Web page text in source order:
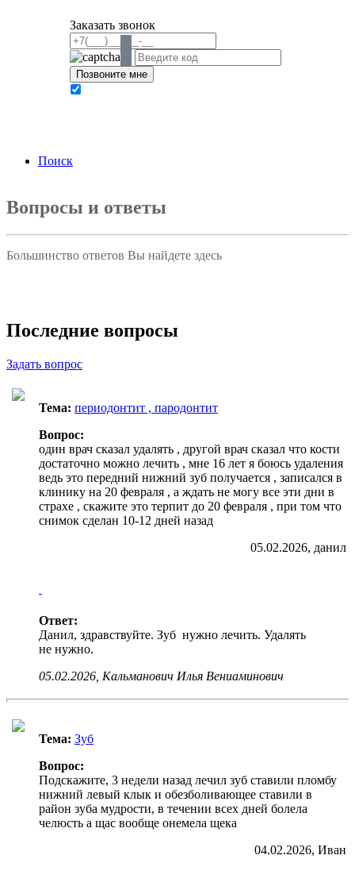
Заказать звонок
Поиск
Вопросы и ответы
Большинство ответов Вы найдете здесь
Последние вопросы
Задать вопрос
Тема: периодонтит , пародонтит
Вопрос:
один врач сказал удалять , другой врач сказал что кости
достаточно можно лечить , мне 16 лет я боюсь удаления
ведь это передний нижний зуб получается , записался в
клинику на 20 февраля , а ждать не могу все эти дни в
страхе , скажите это терпит до 20 февраля , при том что
снимок сделан 10-12 дней назад
05.02.2026, данил
Ответ:
Данил, здравствуйте. Зуб нужно лечить. Удалять
не нужно.
05.02.2026, Кальманович Илья Вениаминович
Тема: Зуб
Вопрос:
Подскажите, 3 недели назад лечил зуб ставили пломбу
нижний левый клык и обезболивающее ставили в
район зуба мудрости, в течении всех дней болела
челюсть а щас вообще онемела щека
04.02.2026, Иван